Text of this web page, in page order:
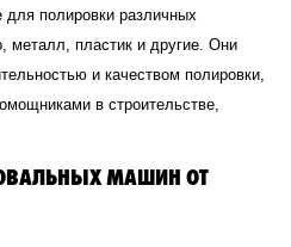
для полировки различных
металл, пластик и другие. Они
и качеством полировки,
в строительстве,
МАШИН ОТ